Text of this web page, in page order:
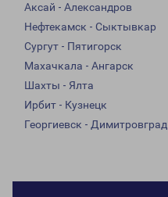
Аксай - Александров
Нефтекамск - Сыктывкар
Сургут - Пятигорск
Махачкала - Ангарск
Шахты - Ялта
Ирбит - Кузнецк
Георгиевск - Димитровград